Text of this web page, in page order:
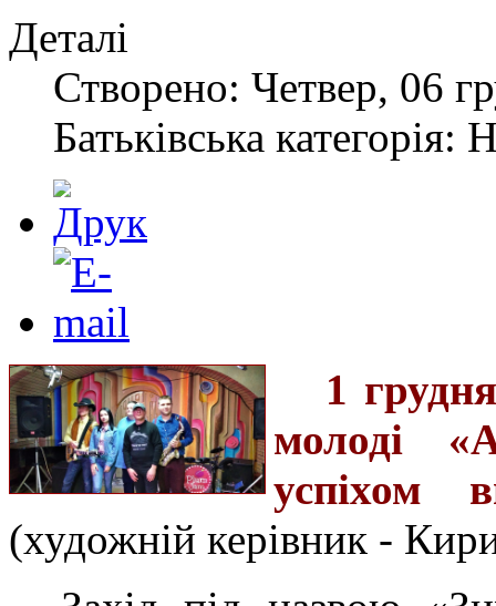
Деталі
Створено: Четвер, 06
Батьківська категорія:
1
молоді
успіхом
(художній керівник -